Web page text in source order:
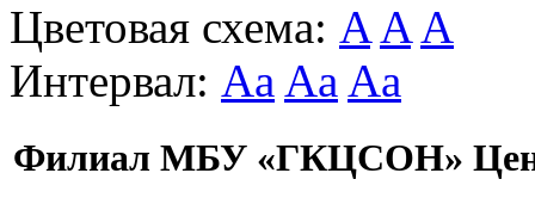
Цветовая схема: A A A
Интервал: Aa Aa Aa
Филиал МБУ «ГКЦСОН»